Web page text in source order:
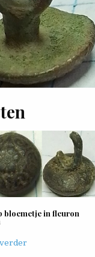
bloemetje in fleuron